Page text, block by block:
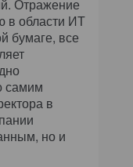
Отражение
в области ИТ
бумаге, все
самим
в
но и